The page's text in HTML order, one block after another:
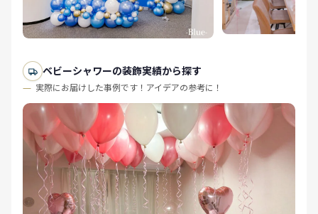
ベビーシャワーの装飾実績から探す
実際にお届けした事例です！アイデアの参考に！